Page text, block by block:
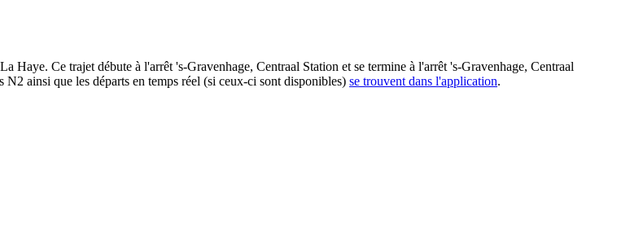
Ce trajet débute à l'arrêt 's-Gravenhage, Centraal Station et se termine à l'arrêt 's-Gravenhage, Centraal
ainsi que les départs en temps réel (si ceux-ci sont disponibles) se trouvent dans l'application.